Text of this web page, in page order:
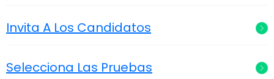
Invita A Los Candidatos
Selecciona Las Pruebas